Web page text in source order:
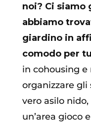
noi? Ci siamo
abbiamo
giardino in
comodo per
in cohousing
organizzare gli
vero asilo nido,
un’area gioco